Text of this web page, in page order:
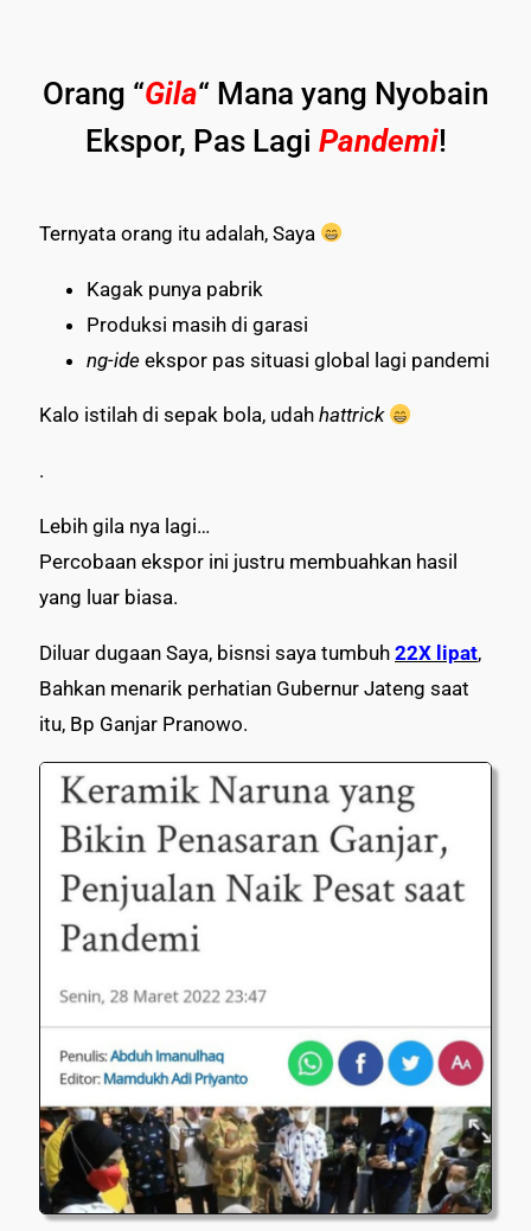
Orang “Gila“ Mana yang Nyobain
Ekspor, Pas Lagi Pandemi!
Ternyata orang itu adalah, Saya
Kagak punya pabrik
Produksi masih di garasi
ng-ide ekspor pas situasi global lagi pandemi
Kalo istilah di sepak bola, udah hattrick
.
Lebih gila nya lagi…
Percobaan ekspor ini justru membuahkan hasil
yang luar biasa.
Diluar dugaan Saya, bisnsi saya tumbuh 22X lipat,
Bahkan menarik perhatian Gubernur Jateng saat
itu, Bp Ganjar Pranowo.